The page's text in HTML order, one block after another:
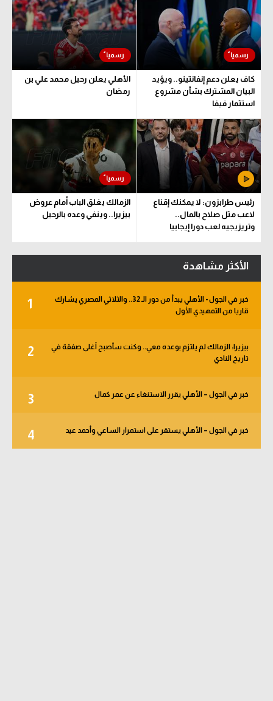
كاف يعلن دعم إنفانتينو.. ويؤيد
البيان المشترك بشأن مشروع
استثمار فيفا
الأهلي يعلن رحيل محمد علي بن
رمضان
رئيس طرابزون: لا يمكنك إقناع
لاعب مثل صلاح بالمال..
وتريزيجيه لعب دورا إيجابيا
الزمالك يغلق الباب أمام عروض
بيزيرا.. وينفي وعده بالرحيل
الأكثر مشاهدة
1
خبر في الجول - الأهلي يبدأ من دور الـ 32.. والثلاثي المصري يشارك
قاريا من التمهيدي الأول
2
بيزيرا: الزمالك لم يلتزم بوعده معي.. وكنت سأصبح أغلى صفقة في
تاريخ النادي
3 خبر في الجول – الأهلي يقرر الاستنغاء عن عمر كمال
4 خبر في الجول – الأهلي يستقر على استمرار الساعي وأحمد عيد